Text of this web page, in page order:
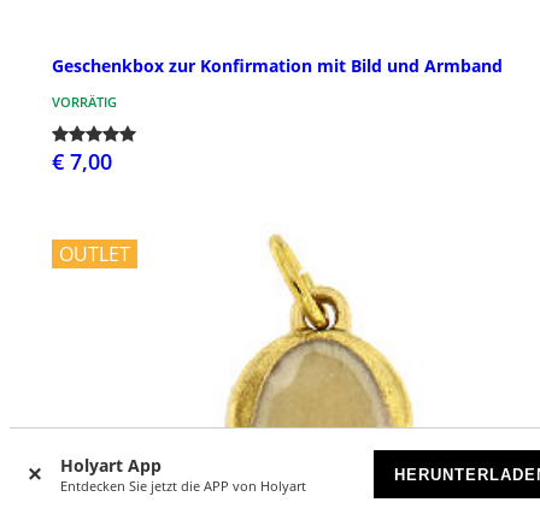
Holyart App
Entdecken Sie jetzt die APP von Holyart
Geschenkbox zur Konfirmation mit Bild und Armband
VORRÄTIG
€ 7,00
OUTLET